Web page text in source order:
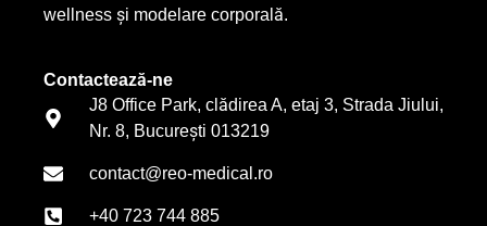
wellness și modelare corporală.
Contactează-ne
J8 Office Park, clădirea A, etaj 3, Strada Jiului,
Nr. 8, București 013219
contact@reo-medical.ro
+40 723 744 885